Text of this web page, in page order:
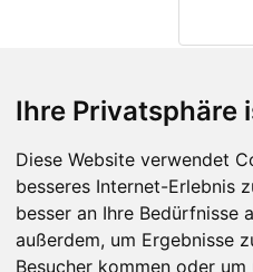
Ihre Privatsphäre
Diese Website verwendet
besseres Internet-Erlebnis
besser an Ihre Bedürfnisse
außerdem, um Ergebnisse
Besucher kommen oder
Контакты
Оставить отзыв
Сообщить об ошибке